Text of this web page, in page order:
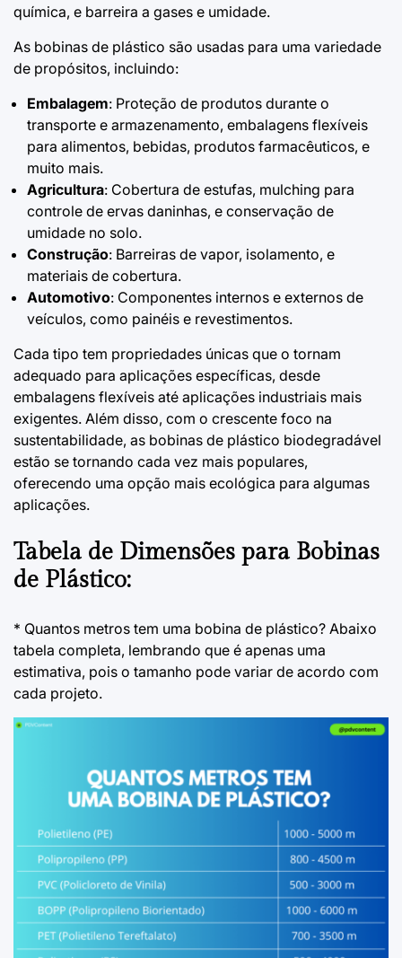
química, e barreira a gases e umidade.
As bobinas de plástico são usadas para uma variedade
de propósitos, incluindo:
Embalagem: Proteção de produtos durante o
transporte e armazenamento, embalagens flexíveis
para alimentos, bebidas, produtos farmacêuticos, e
muito mais.
Agricultura: Cobertura de estufas, mulching para
controle de ervas daninhas, e conservação de
umidade no solo.
Construção: Barreiras de vapor, isolamento, e
materiais de cobertura.
Automotivo: Componentes internos e externos de
veículos, como painéis e revestimentos.
Cada tipo tem propriedades únicas que o tornam
adequado para aplicações específicas, desde
embalagens flexíveis até aplicações industriais mais
exigentes. Além disso, com o crescente foco na
sustentabilidade, as bobinas de plástico biodegradável
estão se tornando cada vez mais populares,
oferecendo uma opção mais ecológica para algumas
aplicações.
Tabela de Dimensões para Bobinas
de Plástico:
* Quantos metros tem uma bobina de plástico? Abaixo
tabela completa, lembrando que é apenas uma
estimativa, pois o tamanho pode variar de acordo com
cada projeto.